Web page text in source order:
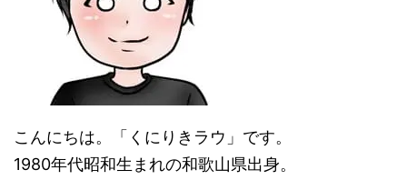
こんにちは。「くにりきラウ」です。
1980年代昭和生まれの和歌山県出身。